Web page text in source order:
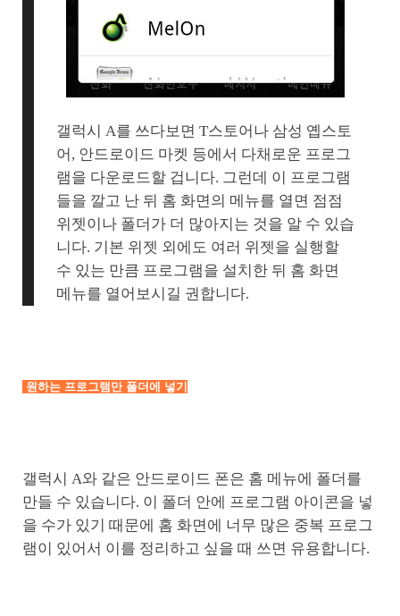
갤럭시 A를 쓰다보면 T스토어나 삼성 옙스토
어, 안드로이드 마켓 등에서 다채로운 프로그
램을 다운로드할 겁니다. 그런데 이 프로그램
들을 깔고 난 뒤 홈 화면의 메뉴를 열면 점점
위젯이나 폴더가 더 많아지는 것을 알 수 있습
니다. 기본 위젯 외에도 여러 위젯을 실행할
수 있는 만큼 프로그램을 설치한 뒤 홈 화면
메뉴를 열어보시길 권합니다.
원하는 프로그램만 폴더에 넣기
갤럭시 A와 같은 안드로이드 폰은 홈 메뉴에 폴더를
만들 수 있습니다. 이 폴더 안에 프로그램 아이콘을 넣
을 수가 있기 때문에 홈 화면에 너무 많은 중복 프로그
램이 있어서 이를 정리하고 싶을 때 쓰면 유용합니다.